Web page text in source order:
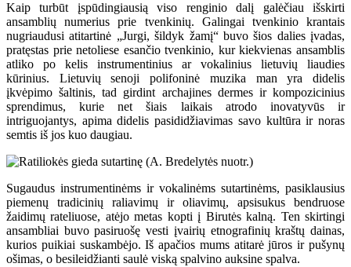
Kaip turbūt įspūdingiausią viso renginio dalį galėčiau išskirti
ansamblių numerius prie tvenkinių. Galingai tvenkinio krantais
nugriaudusi atitartinė „Jurgi, šildyk žamį“ buvo šios dalies įvadas,
pratęstas prie netoliese esančio tvenkinio, kur kiekvienas ansamblis
atliko po kelis instrumentinius ar vokalinius lietuvių liaudies
kūrinius. Lietuvių senoji polifoninė muzika man yra didelis
įkvėpimo šaltinis, tad girdint archajines dermes ir kompozicinius
sprendimus, kurie net šiais laikais atrodo inovatyvūs ir
intriguojantys, apima didelis pasididžiavimas savo kultūra ir noras
semtis iš jos kuo daugiau.
Sugaudus instrumentinėms ir vokalinėms sutartinėms, pasiklausius
piemenų tradicinių raliavimų ir oliavimų, apsisukus bendruose
žaidimų rateliuose, atėjo metas kopti į Birutės kalną. Ten skirtingi
ansambliai buvo pasiruošę vesti įvairių etnografinių kraštų dainas,
kurios puikiai suskambėjo. Iš apačios mums atitarė jūros ir pušynų
ošimas, o besileidžianti saulė viską spalvino auksine spalva.